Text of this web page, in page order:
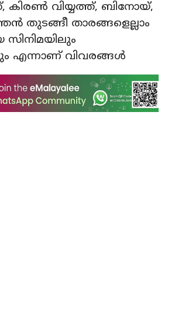
കിരണ്‍ വിയ്യത്ത്, ബിനോയ്,
തുടങ്ങീ താരങ്ങളെല്ലാം
എന്നാണ് വിവരങ്ങള്‍